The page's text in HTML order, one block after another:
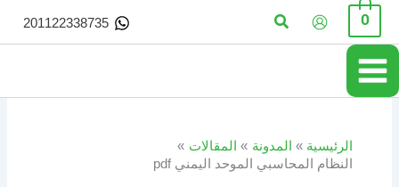
تخطي
المحتوى
0 البحث 201122338735
الرئيسية المدونة
المقالات
النظام المحاسبي الموحد اليمني pdf